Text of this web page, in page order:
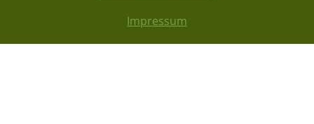
Impressum